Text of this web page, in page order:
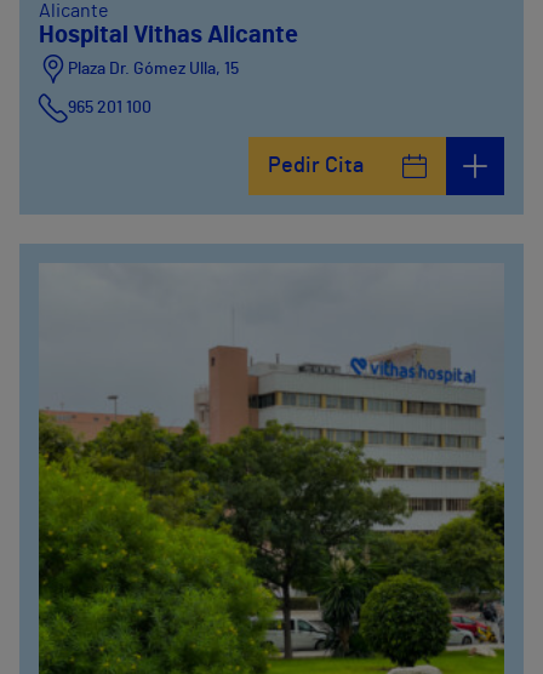
Alicante
Hospital Vithas Alicante
Plaza Dr. Gómez Ulla, 15
965 201 100
Pedir Cita